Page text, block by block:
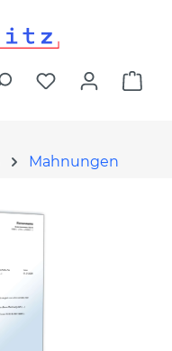
Mahnungen